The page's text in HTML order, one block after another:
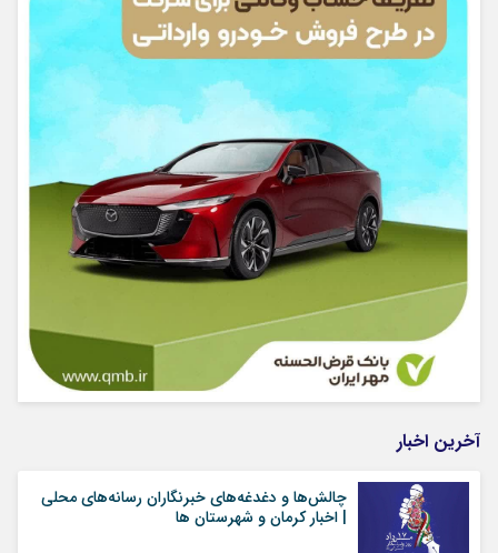
آخرین اخبار
چالش‌ها و دغدغه‌های خبرنگاران رسانه‌های محلی
| اخبار کرمان و شهرستان ها